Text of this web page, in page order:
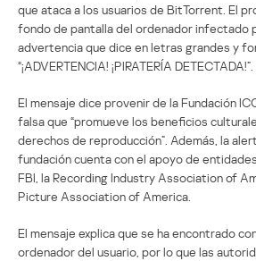
que ataca a los usuarios de BitTorrent. El
fondo de pantalla del ordenador infectado
advertencia que dice en letras grandes y
“¡ADVERTENCIA! ¡PIRATERÍA DETECTADA!”.
El mensaje dice provenir de la Fundación
falsa que “promueve los beneficios
derechos de reproducción”. Además, la
fundación cuenta con el apoyo de
FBI, la Recording Industry Association of
Picture Association of America.
El mensaje explica que se ha encontrado
ordenador del usuario, por lo que las